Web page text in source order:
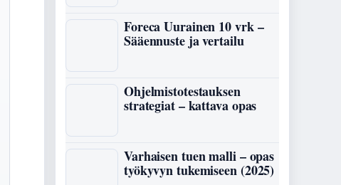
Foreca Uurainen 10 vrk –
Sääennuste ja vertailu
Ohjelmistotestauksen
strategiat – kattava opas
Varhaisen tuen malli – opas
työkyvyn tukemiseen (2025)